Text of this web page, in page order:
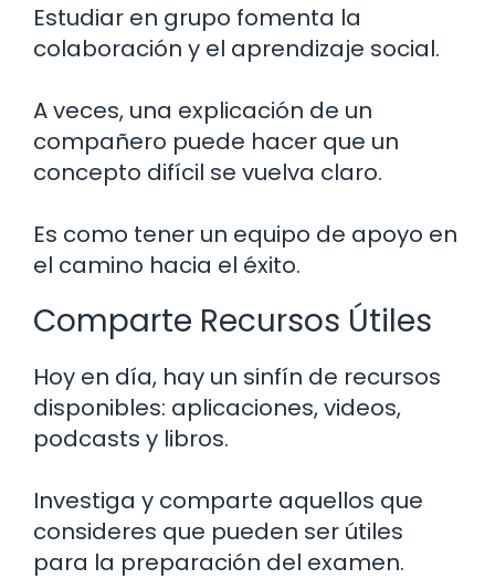
Estudiar en grupo fomenta la
colaboración y el aprendizaje social.
A veces, una explicación de un
compañero puede hacer que un
concepto difícil se vuelva claro.
Es como tener un equipo de apoyo en
el camino hacia el éxito.
Comparte Recursos Útiles
Hoy en día, hay un sinfín de recursos
disponibles: aplicaciones, videos,
podcasts y libros.
Investiga y comparte aquellos que
consideres que pueden ser útiles
para la preparación del examen.